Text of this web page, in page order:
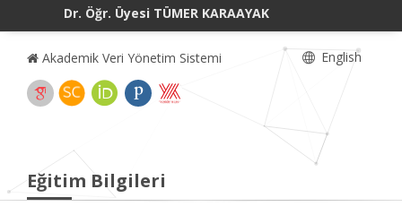
Dr. Öğr. Üyesi TÜMER KARAAYAK
Akademik Veri Yönetim Sistemi English
Eğitim Bilgileri